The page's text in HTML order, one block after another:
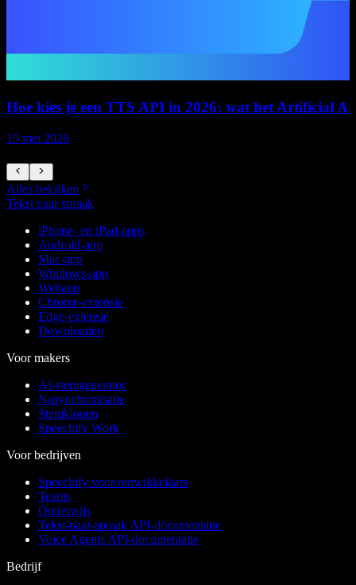
Hoe kies je een TTS API in 2026: wat het Artificial
15 mei 2026
Alles bekijken
Tekst naar spraak
iPhone- en iPad-apps
Android-app
Mac-app
Windows-app
Webapp
Chrome-extensie
Edge-extensie
Downloaden
Voor makers
AI-stemgenerator
Nasynchronisatie
Stemklonen
Speechify Work
Voor bedrijven
Speechify voor ontwikkelaars
Teams
Onderwijs
Tekst-naar-spraak API-documentatie
Voice Agents API-documentatie
Bedrijf